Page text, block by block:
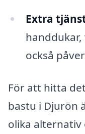
Extra
också
För att hitta
bastu i Djurön
olika alternativ